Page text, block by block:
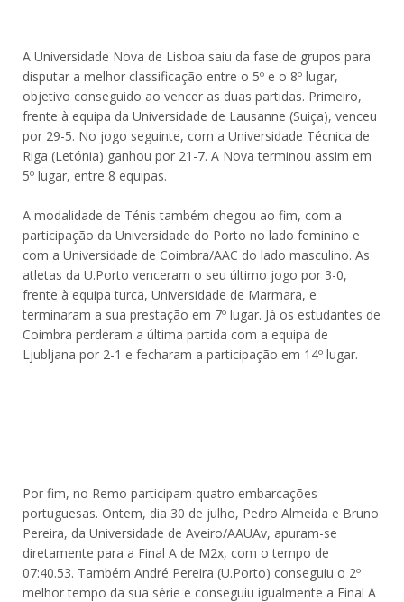
A Universidade Nova de Lisboa saiu da fase de grupos para
disputar a melhor classificação entre o 5º e o 8º lugar,
objetivo conseguido ao vencer as duas partidas. Primeiro,
frente à equipa da Universidade de Lausanne (Suiça), venceu
por 29-5. No jogo seguinte, com a Universidade Técnica de
Riga (Letónia) ganhou por 21-7. A Nova terminou assim em
5º lugar, entre 8 equipas.
A modalidade de Ténis também chegou ao fim, com a
participação da Universidade do Porto no lado feminino e
com a Universidade de Coimbra/AAC do lado masculino. As
atletas da U.Porto venceram o seu último jogo por 3-0,
frente à equipa turca, Universidade de Marmara, e
terminaram a sua prestação em 7º lugar. Já os estudantes de
Coimbra perderam a última partida com a equipa de
Ljubljana por 2-1 e fecharam a participação em 14º lugar.
Por fim, no Remo participam quatro embarcações
portuguesas. Ontem, dia 30 de julho, Pedro Almeida e Bruno
Pereira, da Universidade de Aveiro/AAUAv, apuram-se
diretamente para a Final A de M2x, com o tempo de
07:40.53. Também André Pereira (U.Porto) conseguiu o 2º
melhor tempo da sua série e conseguiu igualmente a Final A